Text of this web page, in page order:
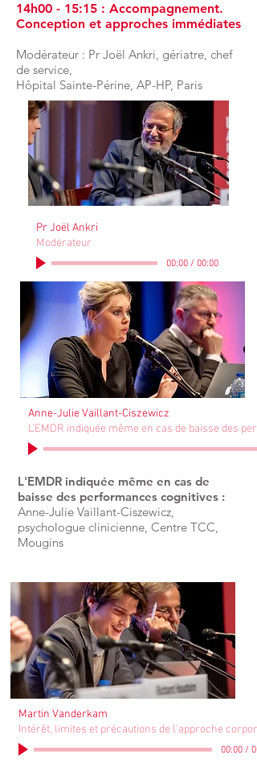
14h00 - 15:15 : Accompagnement.
Conception et approches immédiates
Modérateur : Pr Joël Ankri, gériatre, chef
de service,
Hôpital Sainte-Périne, AP-HP, Paris
Pr Joël Ankri
Modérateur
00:00/ 00:00
Anne-Julie Vaillant-Ciszewicz
L'EMDR indiquée même en cas de baisse des
L'EMDR indiquée même en cas de
baisse des performances cognitives :
Anne-Julie Vaillant-Ciszewicz,
psychologue clinicienne, Centre TCC,
Mougins
Martin Vanderkam
Intérêt, limites et précautions de l'approche
00:00/